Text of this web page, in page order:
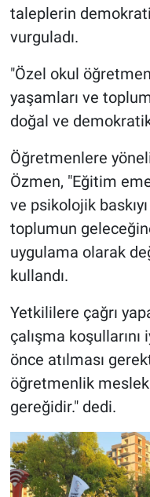
taleplerin
vurguladı.
"Özel okul
yaşamları ve
doğal ve
Öğretmenlere
Özmen, "Eğitim
ve psikolojik
toplumun
uygulama olarak
kullandı.
Yetkililere çağrı
çalışma
önce atılması
öğretmenlik meslek
gereğidir." dedi.